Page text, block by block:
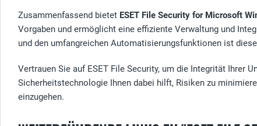
Zusammenfassend bietet ESET File Security for Microsoft
Vorgaben und ermöglicht eine effiziente Verwaltung und
und den umfangreichen Automatisierungsfunktionen ist
Vertrauen Sie auf ESET File Security, um die Integrität Ihrer
Sicherheitstechnologie Ihnen dabei hilft, Risiken zu
einzugehen.